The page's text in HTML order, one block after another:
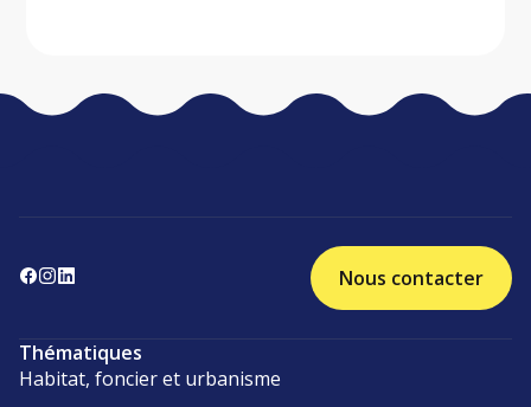
Nous contacter
Thématiques
Habitat, foncier et urbanisme